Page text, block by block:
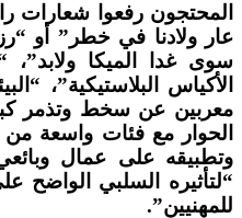
المحتجون رفعوا شعارات
عار ولادنا في خطر” أو
سوى غدا الميكا ولابد”،
الأكياس البلاستيكية”،
معربين عن سخط وتذمر
الحوار مع فئات واسعة من
وتطبيقه على عمال وبائعي
“لتأثيره السلبي الواضح
للمهنيين”.